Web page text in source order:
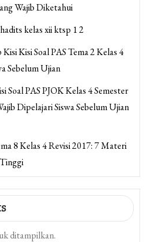
Wajib Diketahui
kelas xii ktsp 1 2
Kisi Soal PAS Tema 2 Kelas 4
Sebelum Ujian
Soal PAS PJOK Kelas 4 Semester
Dipelajari Siswa Sebelum Ujian
8 Kelas 4 Revisi 2017: 7 Materi
ditampilkan.